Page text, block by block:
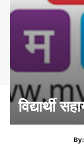
विद्यार्थी
By: